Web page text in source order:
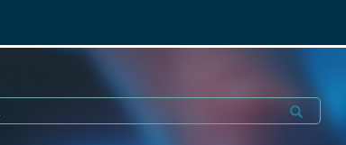
Submit